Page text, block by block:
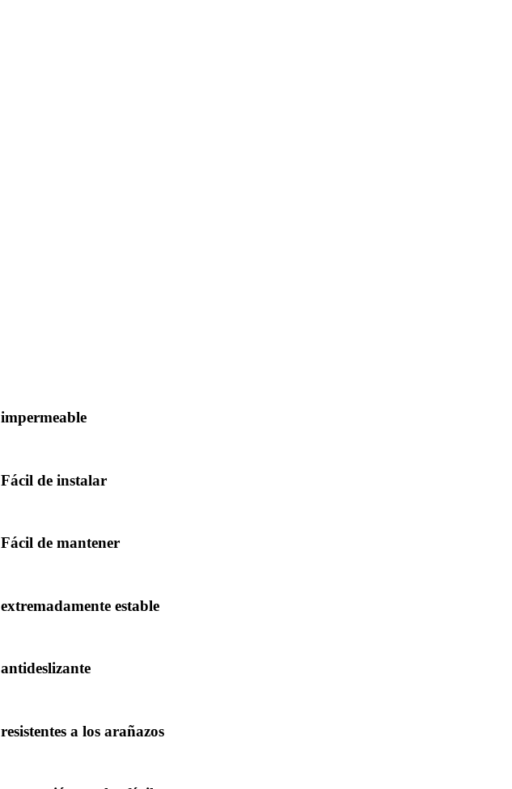
impermeable
Fácil de instalar
Fácil de mantener
extremadamente estable
antideslizante
resistentes a los arañazos